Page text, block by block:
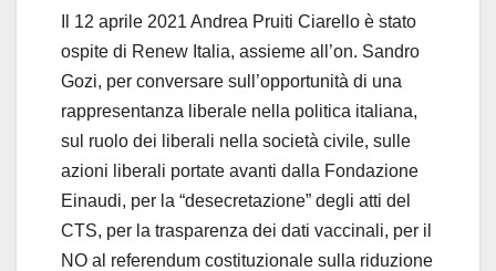
Il 12 aprile 2021 Andrea Pruiti Ciarello è stato
ospite di Renew Italia, assieme all’on. Sandro
Gozi, per conversare sull’opportunità di una
rappresentanza liberale nella politica italiana,
sul ruolo dei liberali nella società civile, sulle
azioni liberali portate avanti dalla Fondazione
Einaudi, per la “desecretazione” degli atti del
CTS, per la trasparenza dei dati vaccinali, per il
NO al referendum costituzionale sulla riduzione